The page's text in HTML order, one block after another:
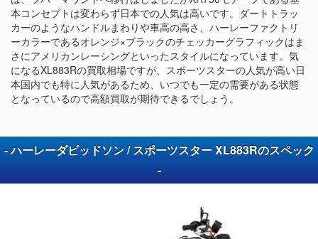
本コンセプトは変わらず日本での人気は高いです。ダートトラッ
カーのようなハンドルまわりや車高の高さ、ハーレーファクトリ
ーカラーであるオレンジ×ブラックのチェッカーグラフィックはま
さにアメリカンレーシングといったスタイルになっています。気
になるXL883Rの買取相場ですが、スポーツスターの人気が高い日
本国内でも特に人気があるため、いつでも一定の需要がある状態
となっているので高額買取が期待できるでしょう。
- ハーレーダビッドソン / スポーツスター XL883Rのスペック
-